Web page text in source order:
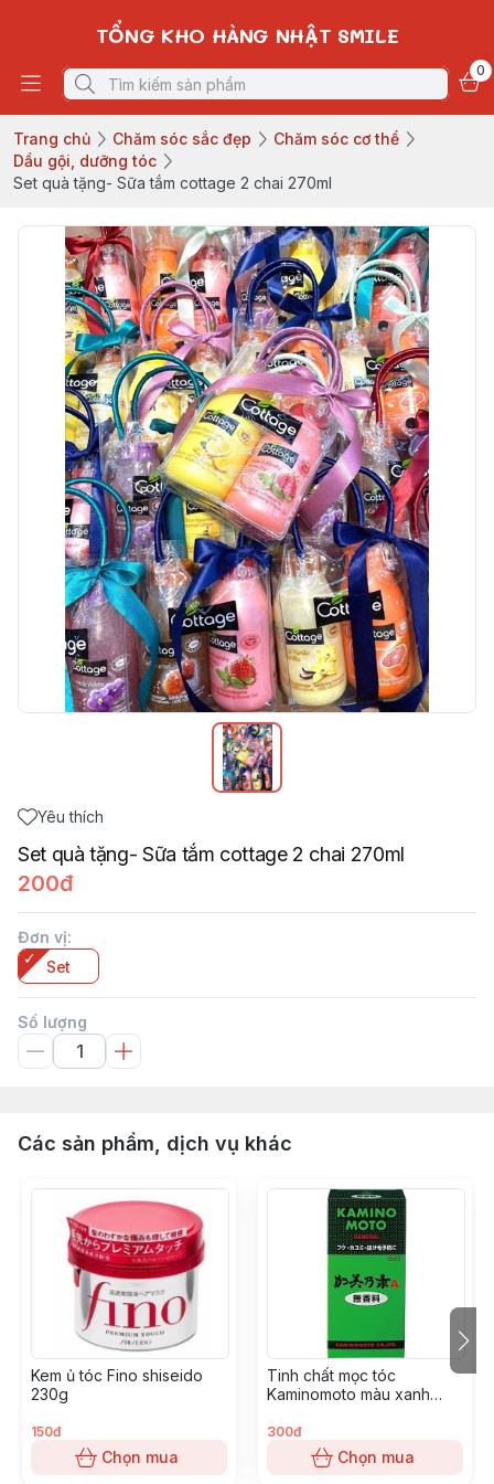
TỔNG KHO HÀNG NHẬT SMILE
0
Trang chủ Chăm sóc sắc đẹp
Chăm sóc cơ thể
Dầu gội, dưỡng tóc
Set quà tặng- Sữa tắm cottage 2 chai 270ml
Yêu thích
Set quà tặng- Sữa tắm cottage 2 chai 270ml
200đ
Đơn vị:
Set
Số lượng
Các sản phẩm, dịch vụ khác
Kem ủ tóc Fino shiseido
230g
150đ
Chọn mua
Tinh chất mọc tóc
Kaminomoto màu xanh
300đ
Chọn mua